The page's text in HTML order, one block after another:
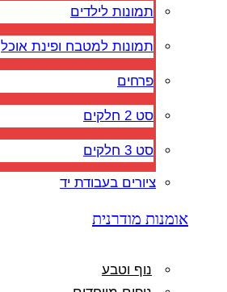
תמונות לילדים
תמונות למטבח ופינת אוכל
פרחים
סט 2 חלקים
סט 3 חלקים
ציורים בעבודת יד
אומנות מודרנית
נוף וטבע